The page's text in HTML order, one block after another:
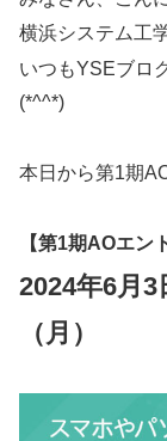
横浜システム工
いつもYSEブロ
(*^^*)
本日から第1期
【第1期AOエン
2024年6月3
（月）